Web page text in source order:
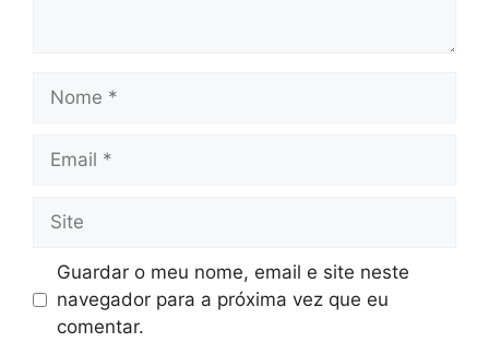
Guardar o meu nome, email e site neste
navegador para a próxima vez que eu
comentar.